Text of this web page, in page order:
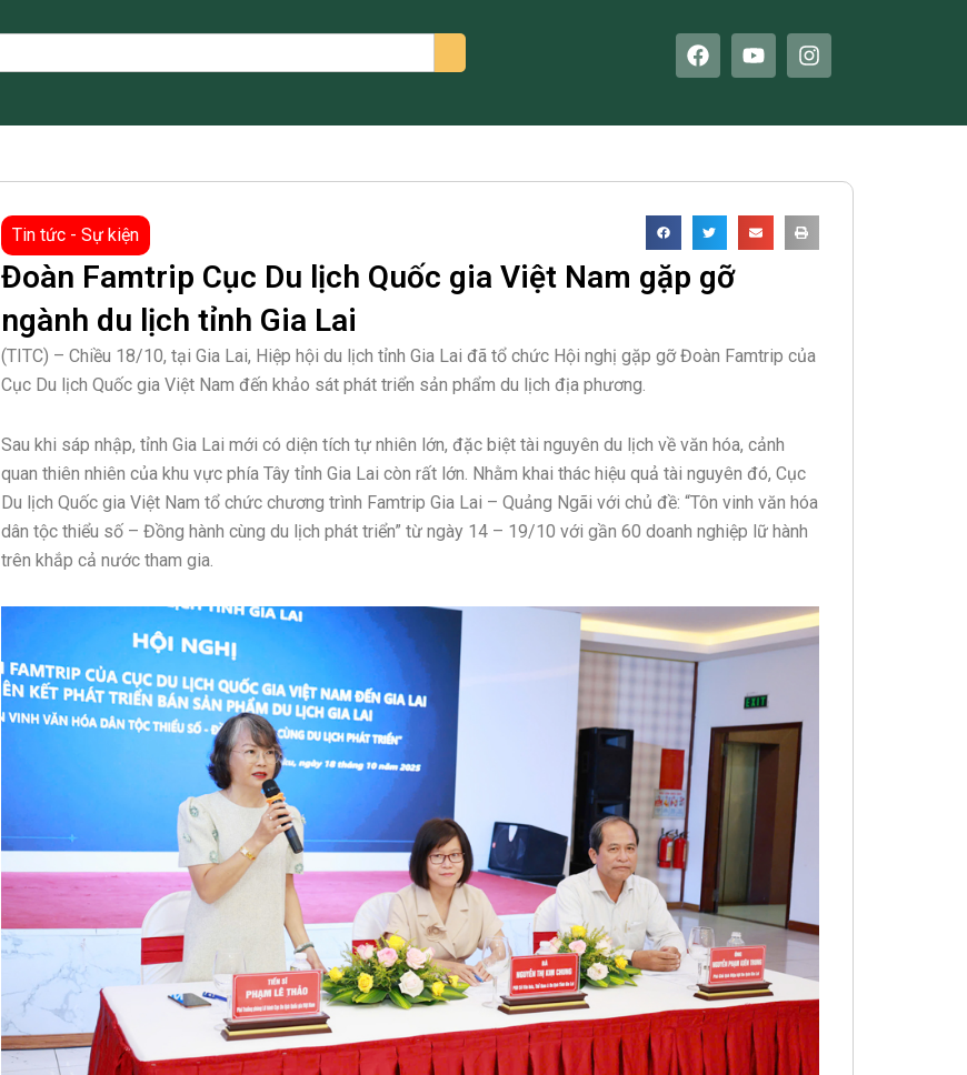
F
a
b
o
Y
o
u
e
I
n
a
r
m
Tin tức - Sự kiện
Đoàn Famtrip Cục Du lịch Quốc gia Việt Nam gặp gỡ
ngành du lịch tỉnh Gia Lai
(TITC) – Chiều 18/10, tại Gia Lai, Hiệp hội du lịch tỉnh Gia Lai đã tổ chức Hội nghị gặp gỡ Đoàn Famtrip của
Cục Du lịch Quốc gia Việt Nam đến khảo sát phát triển sản phẩm du lịch địa phương.
Sau khi sáp nhập, tỉnh Gia Lai mới có diện tích tự nhiên lớn, đặc biệt tài nguyên du lịch về văn hóa, cảnh
quan thiên nhiên của khu vực phía Tây tỉnh Gia Lai còn rất lớn. Nhằm khai thác hiệu quả tài nguyên đó, Cục
Du lịch Quốc gia Việt Nam tổ chức chương trình Famtrip Gia Lai – Quảng Ngãi với chủ đề: “Tôn vinh văn hóa
dân tộc thiểu số – Đồng hành cùng du lịch phát triển” từ ngày 14 – 19/10 với gần 60 doanh nghiệp lữ hành
trên khắp cả nước tham gia.